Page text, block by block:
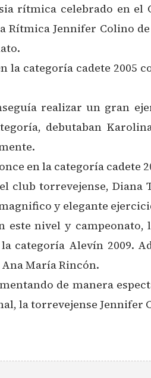
rítmica celebrado en
Rítmica Jennifer Colino
la categoría cadete 2005
realizar un gran
debutaban
en la categoría cadete
club torrevejense, Diana
y elegante
este nivel y
Alevín 2009.
María Rincón.
de manera
la torrevejense Jennifer